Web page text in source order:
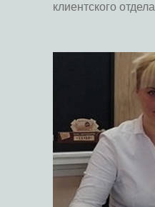
клиентского отдела